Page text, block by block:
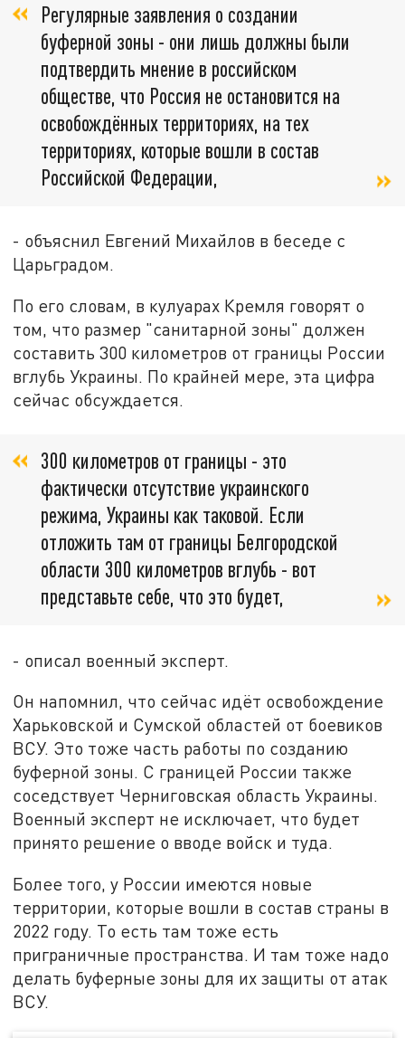
Регулярные заявления о создании
буферной зоны - они лишь должны были
подтвердить мнение в российском
обществе, что Россия не остановится на
освобождённых территориях, на тех
территориях, которые вошли в состав
Российской Федерации,
- объяснил Евгений Михайлов в беседе с
Царьградом.
По его словам, в кулуарах Кремля говорят о
том, что размер "санитарной зоны" должен
составить 300 километров от границы России
вглубь Украины. По крайней мере, эта цифра
сейчас обсуждается.
300 километров от границы - это
фактически отсутствие украинского
режима, Украины как таковой. Если
отложить там от границы Белгородской
области 300 километров вглубь - вот
представьте себе, что это будет,
- описал военный эксперт.
Он напомнил, что сейчас идёт освобождение
Харьковской и Сумской областей от боевиков
ВСУ. Это тоже часть работы по созданию
буферной зоны. С границей России также
соседствует Черниговская область Украины.
Военный эксперт не исключает, что будет
принято решение о вводе войск и туда.
Более того, у России имеются новые
территории, которые вошли в состав страны в
2022 году. То есть там тоже есть
приграничные пространства. И там тоже надо
делать буферные зоны для их защиты от атак
ВСУ.